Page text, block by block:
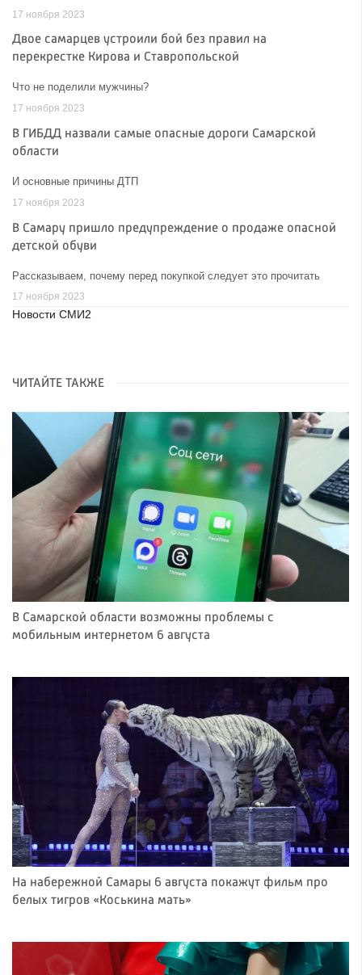
17 ноября 2023
Двое самарцев устроили бой без правил на
перекрестке Кирова и Ставропольской
Что не поделили мужчины?
17 ноября 2023
В ГИБДД назвали самые опасные дороги Самарской
области
И основные причины ДТП
17 ноября 2023
В Самару пришло предупреждение о продаже опасной
детской обуви
Рассказываем, почему перед покупкой следует это прочитать
17 ноября 2023
Новости СМИ2
ЧИТАЙТЕ ТАКЖЕ
В Самарской области возможны проблемы с
мобильным интернетом 6 августа
На набережной Самары 6 августа покажут фильм про
белых тигров «Коськина мать»